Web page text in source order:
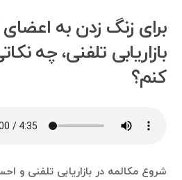
بازاریابی تلفنی، چه
کنم؟
شروع مکالمه در بازاریابی تلفنی و